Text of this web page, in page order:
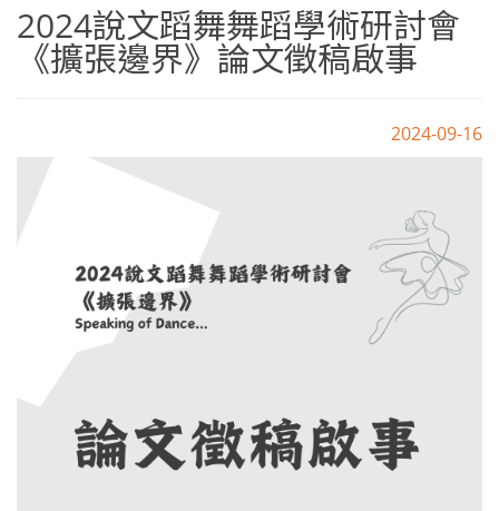
2024說文蹈舞舞蹈學術研討會
《擴張邊界》論文徵稿啟事
2024-09-16